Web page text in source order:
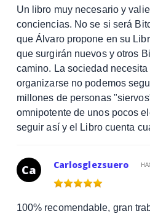
Un libro muy necesario y
conciencias. No se si será
que Álvaro propone en su
que surgirán nuevos y otros
camino. La sociedad
organizarse no podemos
millones de personas
omnipotente de unos pocos
seguir así y el Libro cuenta
Ca Carlosglezsuero
100% recomendable, gran